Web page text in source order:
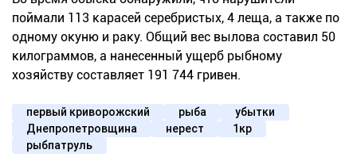
поймали 113 карасей серебристых, 4 леща, а также по
одному окуню и раку. Общий вес вылова составил 50
килограммов, а нанесенный ущерб рыбному
хозяйству составляет 191 744 гривен.
первый криворожский рыба
убытки
Днепропетровщина
нерест
1кр
рыбпатруль